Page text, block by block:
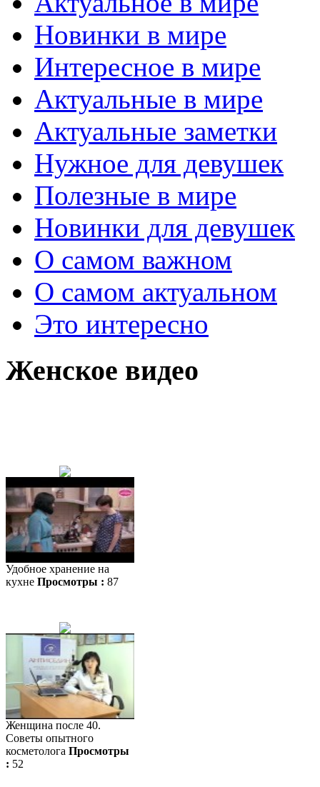
Новинки в мире
Интересное в мире
Актуальные в мире
Актуальные заметки
Нужное для девушек
Полезные в мире
Новинки для девушек
О самом важном
О самом актуальном
Это интересно
Женское видео
Удобное хранение на
кухне Просмотры : 87
Женщина после 40.
Советы опытного
косметолога Просмотры
: 52